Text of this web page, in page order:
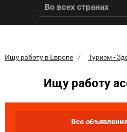
Во всех странах
Ищу работу в Европе Туризм -
Ищу работу
Все